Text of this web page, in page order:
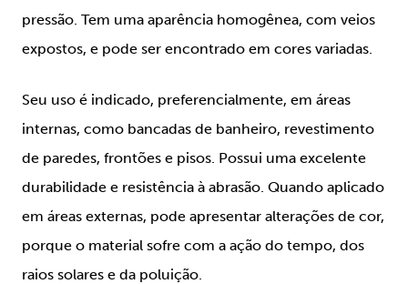
pressão. Tem uma aparência homogênea, com veios
expostos, e pode ser encontrado em cores variadas.
Seu uso é indicado, preferencialmente, em áreas
internas, como bancadas de banheiro, revestimento
de paredes, frontões e pisos. Possui uma excelente
durabilidade e resistência à abrasão. Quando aplicado
em áreas externas, pode apresentar alterações de cor,
porque o material sofre com a ação do tempo, dos
raios solares e da poluição.